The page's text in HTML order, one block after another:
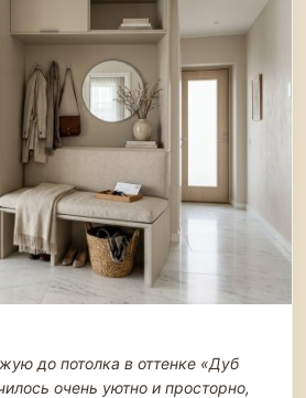
до потолка в оттенке «Дуб
очень уютно и просторно,